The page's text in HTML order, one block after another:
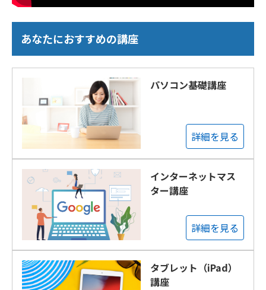
あなたにおすすめの講座
パソコン基礎講座
詳細を見る
インターネットマス
ター講座
詳細を見る
タブレット（iPad）
講座